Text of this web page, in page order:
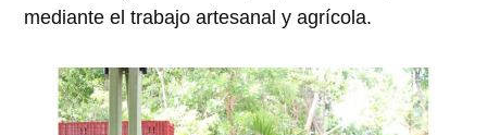
mediante el trabajo artesanal y agrícola.